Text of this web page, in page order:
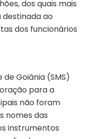
dos quais mais
destinada ao
dos funcionários
de Goiânia (SMS)
para a
não foram
nomes das
instrumentos